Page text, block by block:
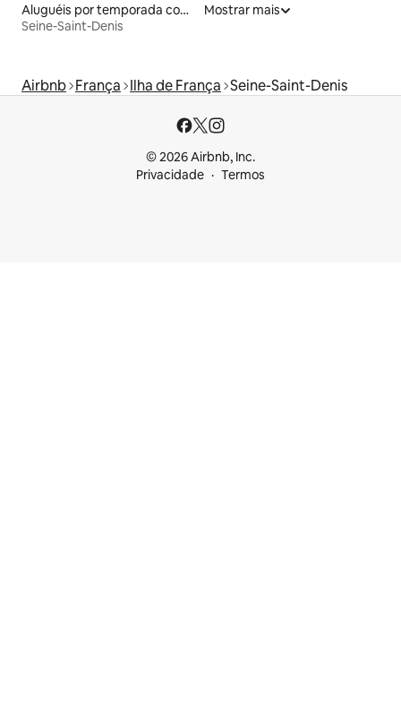
Aluguéis por temporada com banheira de hidromassagem
Seine-Saint-Denis
Mostrar mais
Airbnb França Ilha de França Seine-Saint-Denis
© 2026 Airbnb, Inc.
Privacidade
Termos